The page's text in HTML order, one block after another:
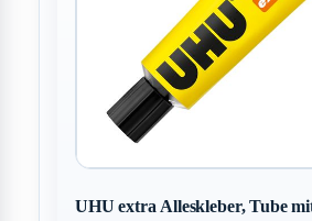
UHU extra Alleskleber, Tube